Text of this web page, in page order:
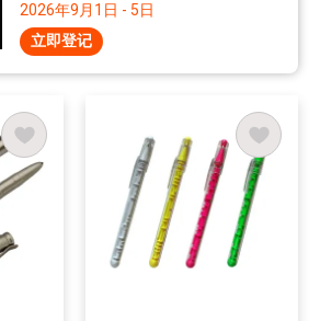
2026年9月1日 - 5日
立即登记